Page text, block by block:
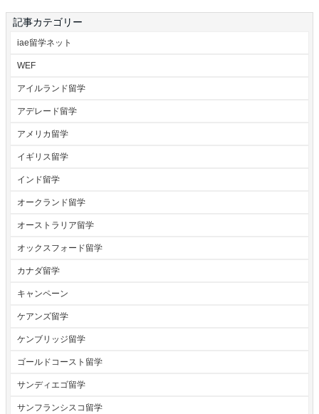
記事カテゴリー
iae留学ネット
WEF
アイルランド留学
アデレード留学
アメリカ留学
イギリス留学
インド留学
オークランド留学
オーストラリア留学
オックスフォード留学
カナダ留学
キャンペーン
ケアンズ留学
ケンブリッジ留学
ゴールドコースト留学
サンディエゴ留学
サンフランシスコ留学